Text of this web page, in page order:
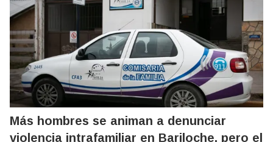
Más hombres se animan a denunciar
violencia intrafamiliar en Bariloche, pero el